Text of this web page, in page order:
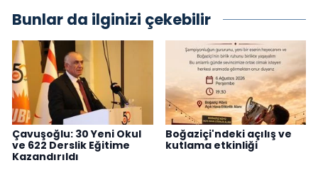
Bunlar da ilginizi çekebilir
Çavuşoğlu: 30 Yeni Okul
ve 622 Derslik Eğitime
Kazandırıldı
Boğaziçi'ndeki açılış ve
kutlama etkinliği